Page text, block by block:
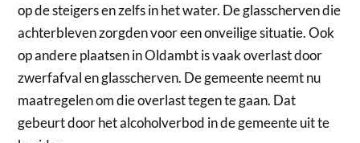
op de steigers en zelfs in het water. De glasscherven die
achterbleven zorgden voor een onveilige situatie. Ook
op andere plaatsen in Oldambt is vaak overlast door
zwerfafval en glasscherven. De gemeente neemt nu
maatregelen om die overlast tegen te gaan. Dat
gebeurt door het alcoholverbod in de gemeente uit te